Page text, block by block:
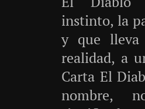
instinto, la
y que
realidad, a
Carta El
nombre,